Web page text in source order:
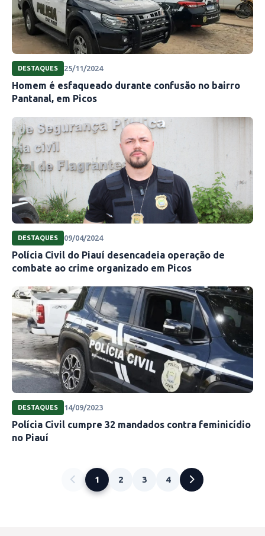
DESTAQUES 25/11/2024
Homem é esfaqueado durante confusão no bairro
Pantanal, em Picos
DESTAQUES 09/04/2024
Polícia Civil do Piauí desencadeia operação de
combate ao crime organizado em Picos
DESTAQUES 14/09/2023
Polícia Civil cumpre 32 mandados contra feminicídio
no Piauí
1 2 3 4